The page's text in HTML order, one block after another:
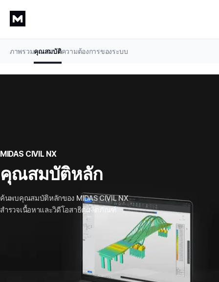
ภาพรวมคุณสมบัติความต้องการของระบบ
MIDAS CIVIL NX
คุณสมบัติหลัก
ค้นพบคุณสมบัติหลักของ MIDAS CIVIL NX
สำรวจเนื้อหาและวิดีโอสาธิตผลิตภัณฑ์